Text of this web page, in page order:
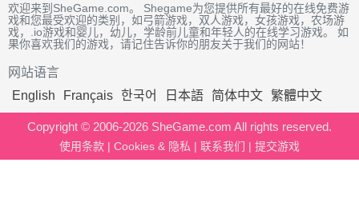
欢迎来到SheGame.com。 Shegame为您提供所有最好的在线免费游
戏和您最受欢迎的类别，如弓箭游戏，双人游戏，女孩游戏，农场游
戏，.io游戏和婴儿，幼儿，学龄前儿童和年轻人的在线学习游戏。 如
果你喜欢我们的游戏，请记住告诉你的朋友关于我们的网站！
网站语言
English
Français 한국어 日本語 简体中文 繁體中文
Copyright © 2006-2026 SheGame.com All rights reserved.
使用条款 | Cookies & 隐私 | 联系我们 | 提交游戏